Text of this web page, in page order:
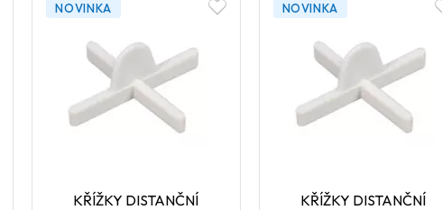
NOVINKA
KŘÍŽKY DISTANČNÍ
NOVINKA
KŘÍŽKY DISTANČNÍ